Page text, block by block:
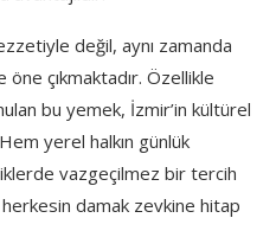
değil, aynı zamanda
çıkmaktadır. Özellikle
bu yemek, İzmir’in kültürel
yerel halkın günlük
vazgeçilmez bir tercih
damak zevkine hitap